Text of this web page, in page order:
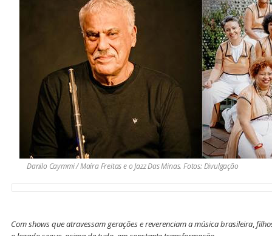
Danilo Caymmi / Maíra Freitas e o Jazz Das Minas. Fotos: Divulgação
Com shows que atravessam gerações e reverenciam a música brasileira,